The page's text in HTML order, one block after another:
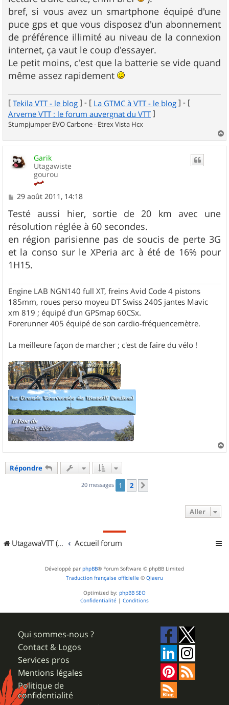
bref, si vous avez un smartphone équipé d'une
puce gps et que vous disposez d'un abonnement
de préférence illimité au niveau de la connexion
internet, ça vaut le coup d'essayer.
Le petit moins, c'est que la batterie se vide quand
même assez rapidement
[ Tekila VTT - le blog ] - [ La GTMC à VTT - le blog ] - [
Arverne VTT : le forum auvergnat du VTT ]
Stumpjumper EVO Carbone - Etrex Vista Hcx
a
u
Garik
Utagawiste
gourou
M
s
s
a
g
e
29 août 2011, 14:18
Testé aussi hier, sortie de 20 km avec une
résolution réglée à 60 secondes.
en région parisienne pas de soucis de perte 3G
et la conso sur le XPeria arc à été de 16% pour
1H15.
Engine LAB NGN140 full XT, freins Avid Code 4 pistons
185mm, roues perso moyeu DT Swiss 240S jantes Mavic
xm 819 ; équipé d'un GPSmap 60CSx.
Forerunner 405 équipé de son cardio-fréquencemètre.
La meilleure façon de marcher ; c'est de faire du vélo !
a
Répondre
20 messages 1 2
Aller
UtagawaVTT (Randos VTT et VTTAE avec traces GPS) Accueil forum
Développé par phpBB® Forum Software © phpBB Limited
Traduction française officielle © Qiaeru
Optimized by: phpBB SEO
Confidentialité | Conditions
Qui sommes-nous ?
Contact & Logos
Services pros
Mentions légales
Politique de
confidentialité